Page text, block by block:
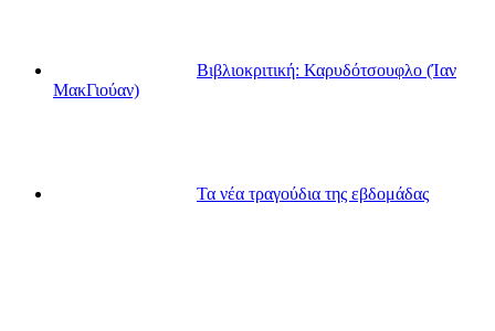
Βιβλιοκριτική: Καρυδότσουφλο (Ίαν
ΜακΓιούαν)
Τα νέα τραγούδια της εβδομάδας